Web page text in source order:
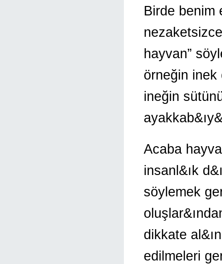
Birde benim
hayvan”
örneğin inek
ineğin
Acaba
insanl&ık
söylemek
dikkate
edilmeleri